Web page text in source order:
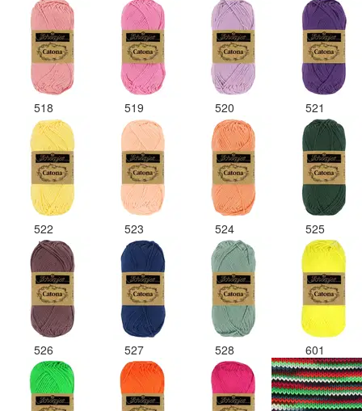
518 519 520 521
522 523 524 525
526 527 528 601